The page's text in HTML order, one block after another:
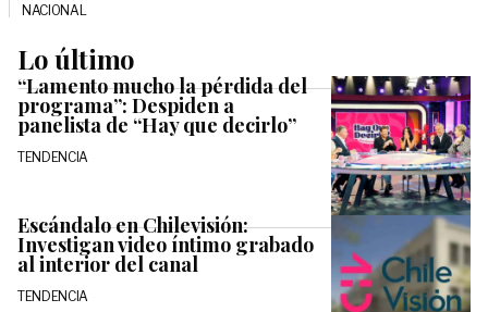
NACIONAL
Lo último
“Lamento mucho la pérdida del
programa”: Despiden a
panelista de “Hay que decirlo”
TENDENCIA
Escándalo en Chilevisión:
Investigan video íntimo grabado
al interior del canal
TENDENCIA